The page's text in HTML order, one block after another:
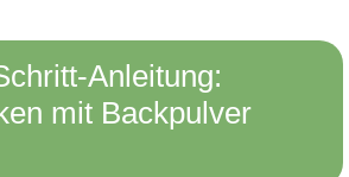
Anleitung:
mit Backpulver